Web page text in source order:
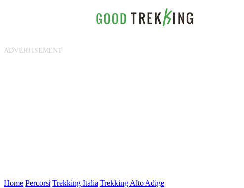
Home Percorsi Trekking Italia Trekking Alto Adige